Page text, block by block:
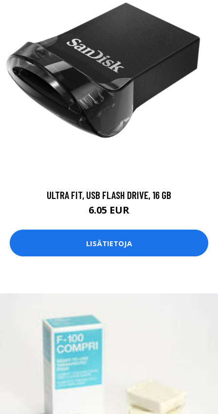
ULTRA FIT, USB FLASH DRIVE, 16 GB
6.05 EUR
LISÄTIETOJA